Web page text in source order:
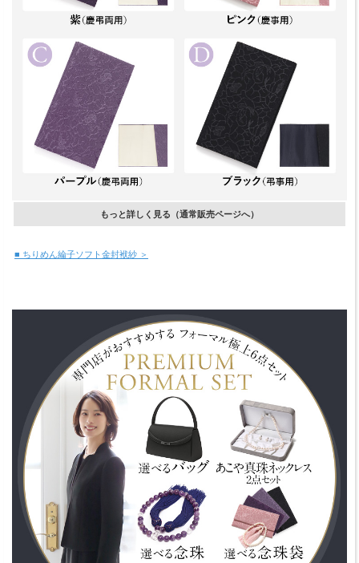
もっと詳しく見る（通常販売ページへ）
■ ちりめん綸子ソフト金封袱紗 ＞